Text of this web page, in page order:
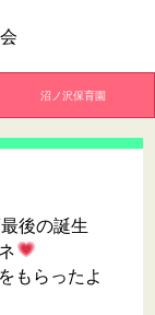
沼ノ沢保育園
後の誕生
もらったよ